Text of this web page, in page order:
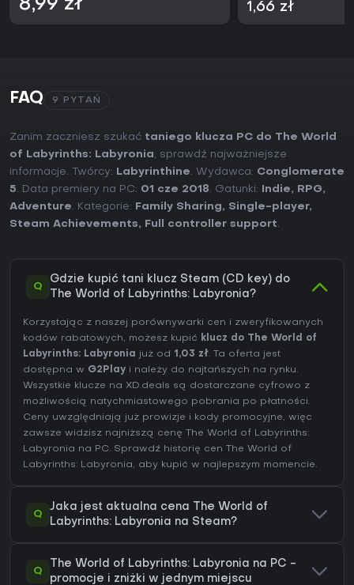
8,99 zł 1,66 zł
FAQ 9 PYTAŃ
Zanim zaczniesz szukać taniego klucza PC do The World
of Labyrinths: Labyronia, sprawdź najważniejsze
informacje. Twórcy:
Labyrinthine. Wydawca: Conglomerate
5. Data premiery na PC: 01 cze 2018. Gatunki: Indie, RPG,
Adventure. Kategorie: Family Sharing, Single-player,
Steam Achievements, Full controller support.
Q
Gdzie kupić tani klucz Steam (CD key) do
The World of Labyrinths: Labyronia?
Korzystając z naszej porównywarki cen i zweryfikowanych
kodów rabatowych, możesz kupić klucz do The World of
Labyrinths: Labyronia
już od 1,03 zł. Ta oferta jest
dostępna w G2Play i należy do najtańszych na rynku.
Wszystkie klucze na XD.deals są dostarczane cyfrowo z
możliwością natychmiastowego pobrania po płatności.
Ceny uwzględniają już prowizje i kody promocyjne, więc
zawsze widzisz najniższą cenę The World of Labyrinths:
Labyronia na PC. Sprawdź historię cen The World of
Labyrinths: Labyronia, aby kupić w najlepszym momencie.
Q
Jaka jest aktualna cena The World of
Labyrinths: Labyronia na Steam?
Q
The World of Labyrinths: Labyronia na PC -
promocje i zniżki w jednym miejscu